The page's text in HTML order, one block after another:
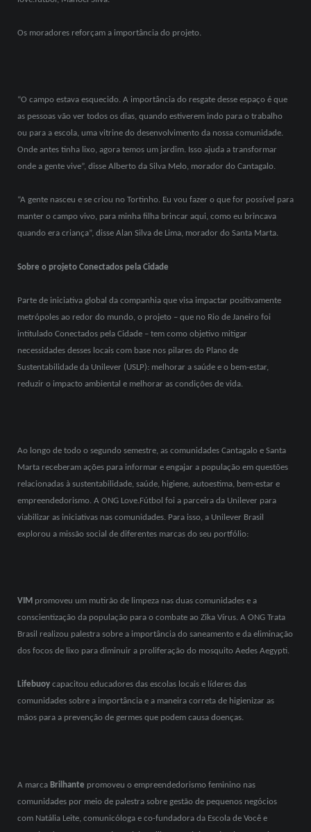
Os moradores reforçam a importância do projeto.
“O campo estava esquecido. A importância do resgate desse espaço é que
as pessoas vão ver todos os dias, quando estiverem indo para o trabalho
ou para a escola, uma vitrine do desenvolvimento da nossa comunidade.
Onde antes tinha lixo, agora temos um jardim. Isso ajuda a transformar
onde a gente vive”, disse Alberto da Silva Melo, morador do Cantagalo.
“A gente nasceu e se criou no Tortinho. Eu vou fazer o que for possível para
manter o campo vivo, para minha filha brincar aqui, como eu brincava
quando era criança”, disse Alan Silva de Lima, morador do Santa Marta.
Sobre o projeto Conectados pela Cidade
Parte de iniciativa global da companhia que visa impactar positivamente
metrópoles ao redor do mundo, o projeto – que no Rio de Janeiro foi
intitulado Conectados pela Cidade – tem como objetivo mitigar
necessidades desses locais com base nos pilares do Plano de
Sustentabilidade da Unilever (USLP): melhorar a saúde e o bem-estar,
reduzir o impacto ambiental e melhorar as condições de vida.
Ao longo de todo o segundo semestre, as comunidades Cantagalo e Santa
Marta receberam ações para informar e engajar a população em questões
relacionadas à sustentabilidade, saúde, higiene, autoestima, bem-estar e
empreendedorismo. A ONG Love.Fútbol foi a parceira da Unilever para
viabilizar as iniciativas nas comunidades. Para isso, a Unilever Brasil
explorou a missão social de diferentes marcas do seu portfólio:
VIM promoveu um mutirão de limpeza nas duas comunidades e a
conscientização da população para o combate ao Zika Vírus. A ONG Trata
Brasil realizou palestra sobre a importância do saneamento e da eliminação
dos focos de lixo para diminuir a proliferação do mosquito Aedes Aegypti.
Lifebuoy capacitou educadores das escolas locais e líderes das
comunidades sobre a importância e a maneira correta de higienizar as
mãos para a prevenção de germes que podem causa doenças.
A marca Brilhante promoveu o empreendedorismo feminino nas
comunidades por meio de palestra sobre gestão de pequenos negócios
com Natália Leite, comunicóloga e co-fundadora da Escola de Você e